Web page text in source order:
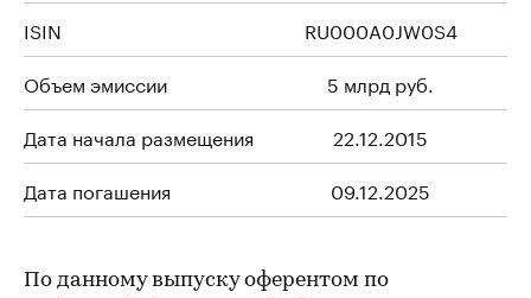
ISIN
RU000A0JW0S4
Объем эмиссии
5 млрд руб.
Дата начала размещения
22.12.2015
Дата погашения
09.12.2025
По данному выпуску оферентом по